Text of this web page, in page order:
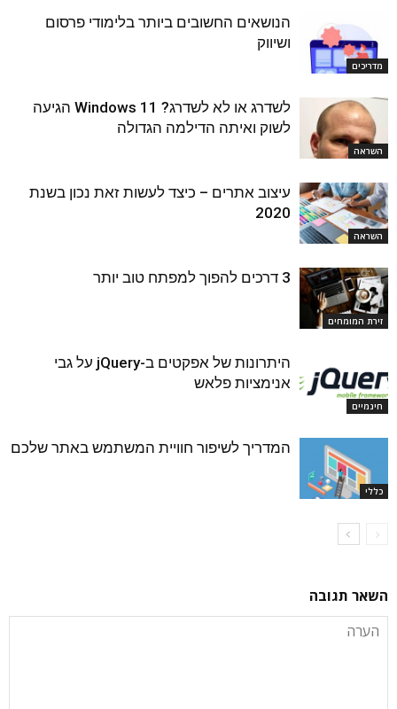
מדריכים
הנושאים החשובים ביותר בלימודי פרסום
ושיווק
השראה
לשדרג או לא לשדרג? Windows 11 הגיעה
לשוק ואיתה הדילמה הגדולה
השראה
עיצוב אתרים – כיצד לעשות זאת נכון בשנת
2020
זירת המומחים
3 דרכים להפוך למפתח טוב יותר
חינמיים
היתרונות של אפקטים ב-jQuery על גבי
אנימציות פלאש
כללי
המדריך לשיפור חוויית המשתמש באתר שלכם
השאר תגובה